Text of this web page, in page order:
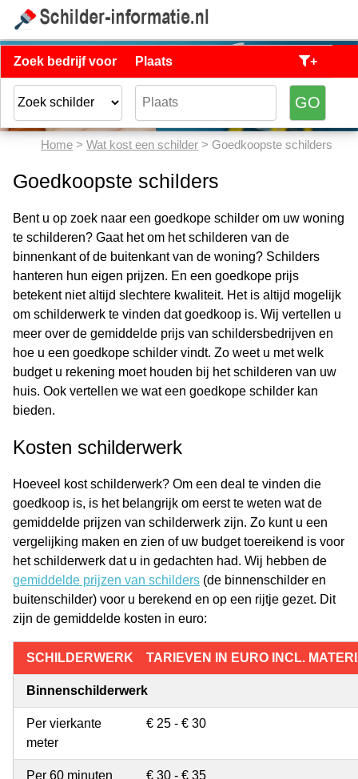
Zoek bedrijf voor Plaats +
Home > Wat kost een schilder > Goedkoopste schilders
Goedkoopste schilders
Bent u op zoek naar een goedkope schilder om uw woning
te schilderen? Gaat het om het schilderen van de
binnenkant of de buitenkant van de woning? Schilders
hanteren hun eigen prijzen. En een goedkope prijs
betekent niet altijd slechtere kwaliteit. Het is altijd mogelijk
om schilderwerk te vinden dat goedkoop is. Wij vertellen u
meer over de gemiddelde prijs van schildersbedrijven en
hoe u een goedkope schilder vindt. Zo weet u met welk
budget u rekening moet houden bij het schilderen van uw
huis. Ook vertellen we wat een goedkope schilder kan
bieden.
Kosten schilderwerk
Hoeveel kost schilderwerk? Om een deal te vinden die
goedkoop is, is het belangrijk om eerst te weten wat de
gemiddelde prijzen van schilderwerk zijn. Zo kunt u een
vergelijking maken en zien of uw budget toereikend is voor
het schilderwerk dat u in gedachten had. Wij hebben de
gemiddelde prijzen van schilders (de binnenschilder en
buitenschilder) voor u berekend en op een rijtje gezet. Dit
zijn de gemiddelde kosten in euro:
SCHILDERWERK TARIEVEN IN EURO INCL.
Binnenschilderwerk
Per vierkante
meter
€ 25 - € 30
Per 60 minuten € 30 - € 35